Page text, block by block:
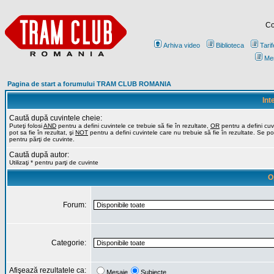
Arhiva video Biblioteca
Pagina de start a forumului TRAM CLUB ROMANIA
Caută după cuvintele cheie:
Puteţi folosiAND pentru a defini cuvintele ce trebuie să fie în rezultate, OR pentru a defini
pot sa fie în rezultat, şi NOT pentru a defini cuvintele care nu trebuie să fie în rezultate. Se
pentru părţi de cuvinte.
Caută după autor:
Utilizaţi * pentru parţi de cuvinte
Forum:
Categorie:
Afişează rezultatele ca: Mesaje Subiecte